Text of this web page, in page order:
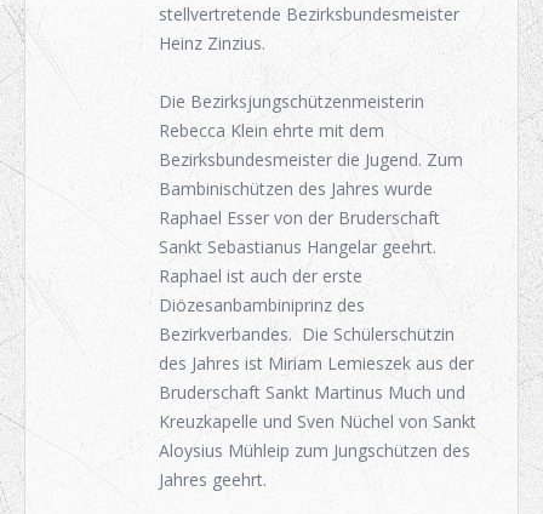
stellvertretende Bezirksbundesmeister
Heinz Zinzius.
Die Bezirksjungschützenmeisterin
Rebecca Klein ehrte mit dem
Bezirksbundesmeister die Jugend. Zum
Bambinischützen des Jahres wurde
Raphael Esser von der Bruderschaft
Sankt Sebastianus Hangelar geehrt.
Raphael ist auch der erste
Diözesanbambiniprinz des
Bezirkverbandes. Die Schülerschützin
des Jahres ist Miriam Lemieszek aus der
Bruderschaft Sankt Martinus Much und
Kreuzkapelle und Sven Nüchel von Sankt
Aloysius Mühleip zum Jungschützen des
Jahres geehrt.